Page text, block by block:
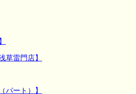
草雷門店】
ート）】